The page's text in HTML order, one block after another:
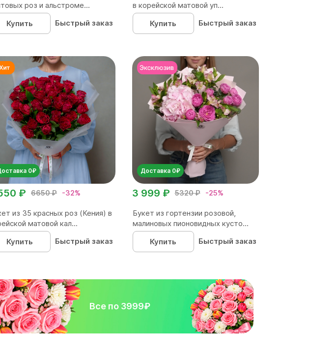
роз и альстроме...
Купить
Быстрый заказ
в корейской матовой уп...
Купить
Быстрый заказ
0₽
6650 ₽ -32%
₽
из 35 красных роз (Кения) в
матовой кал...
Купить
Быстрый заказ
Доставка 0₽
5320 ₽ -25%
3 999 ₽
Букет из гортензии розовой,
малиновых пионовидных кусто...
Купить
Быстрый заказ
Все по 3999₽